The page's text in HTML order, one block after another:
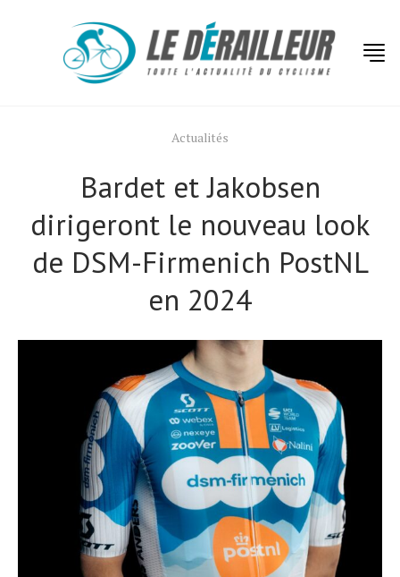
Actualités
Bardet et Jakobsen
dirigeront le nouveau look
de DSM-Firmenich PostNL
en 2024